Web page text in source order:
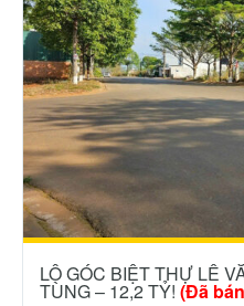
LÔ GÓC BIỆT THỰ LÊ
TÙNG – 12,2 TỶ! (Đã